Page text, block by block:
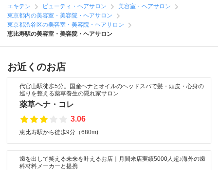
エキテン ビューティ・ヘアサロン
美容室・ヘアサロン
東京都内の美容室・美容院・ヘアサロン
東京都渋谷区の美容室・美容院・ヘアサロン
恵比寿駅の美容室・美容院・ヘアサロン
お近くのお店
代官山駅徒歩5分。国産ヘナとオイルのヘッドスパで髪・頭皮・心身の
巡りを整える薬草養生の隠れ家サロン
薬草ヘナ・コレ
3.06
恵比寿駅から徒歩9分（680m)
歯を出して笑える未来を叶えるお店｜月間来店実績5000人超♪海外の歯
科材料メーカーと提携